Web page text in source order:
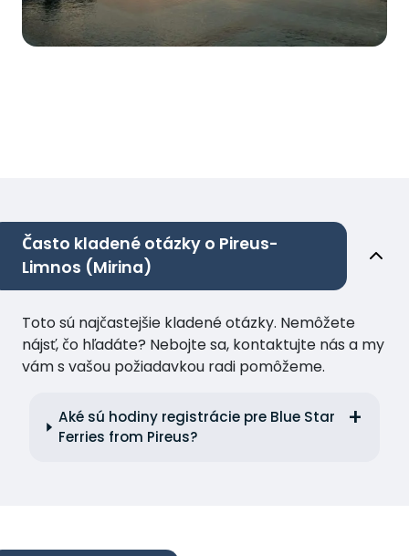
Často kladené otázky o Pireus-
Limnos (Mirina)
Toto sú najčastejšie kladené otázky. Nemôžete
nájsť, čo hľadáte? Nebojte sa, kontaktujte nás a my
vám s vašou požiadavkou radi pomôžeme.
Aké sú hodiny registrácie pre Blue Star
Ferries from Pireus?